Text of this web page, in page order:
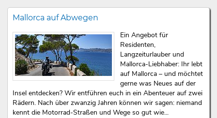
Mallorca auf Abwegen
Ein Angebot für
Residenten,
Langzeiturlauber und
Mallorca-Liebhaber: Ihr lebt
auf Mallorca – und möchtet
gerne was Neues auf der
Insel entdecken? Wir entführen euch in ein Abenteuer auf zwei
Rädern. Nach über zwanzig Jahren können wir sagen: niemand
kennt die Motorrad-Straßen und Wege so gut wie...